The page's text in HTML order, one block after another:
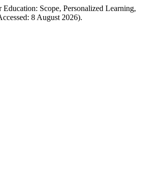
Scope, Personalized Learning,
8 August 2026).